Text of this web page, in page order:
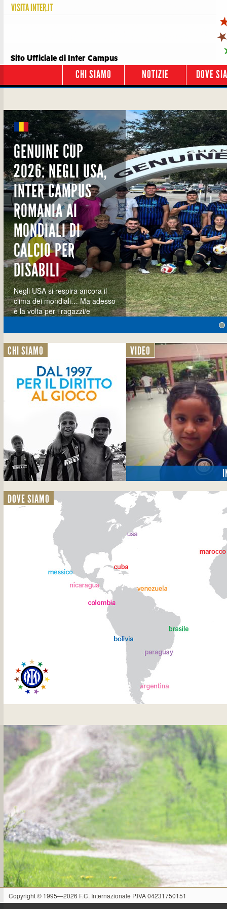
VISITAINTER.IT
Sito Ufficiale di Inter Campus
CHI SIAMO NOTIZIE DOVE
GENUINE CUP
2026: NEGLI USA,
INTER CAMPUS
ROMANIA AI
MONDIALI DI
CALCIO PER
DISABILI
Negli USA si respira ancora il
clima dei mondiali… Ma adesso
è la volta per i ragazzi/e
CHI SIAMO VIDEO
DOVE SIAMO
Copyright © 1995—2026 F.C. Internazionale P.IVA 04231750151